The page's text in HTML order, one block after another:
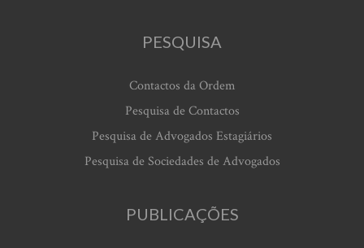
PESQUISA
Contactos da Ordem
Pesquisa de Contactos
Pesquisa de Advogados Estagiários
Pesquisa de Sociedades de Advogados
PUBLICAÇÕES